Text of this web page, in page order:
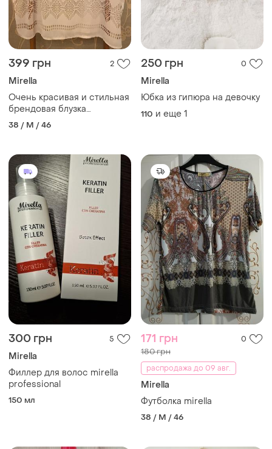
399 грн 2
Mirella
Очень красивая и стильная
брендовая блузка
пудрового цвета.
38 / M / 46
250 грн 0
Mirella
Юбка из гипюра на девочку
110 и еще 1
300 грн 5
Mirella
Филлер для волос mirella
professional
150 мл
171 грн 0
180 грн
распродажа до 09 авг.
Mirella
Футболка mirella
38 / M / 46